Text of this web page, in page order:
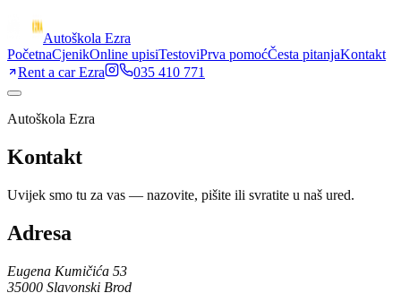
Autoškola Ezra
PočetnaCjenikOnline upisiTestoviPrva pomoćČesta pitanjaKontakt
Rent a car Ezra
035 410 771
Autoškola Ezra
Kontakt
Uvijek smo tu za vas — nazovite, pišite ili svratite u naš ured.
Adresa
Eugena Kumičića 53
35000 Slavonski Brod